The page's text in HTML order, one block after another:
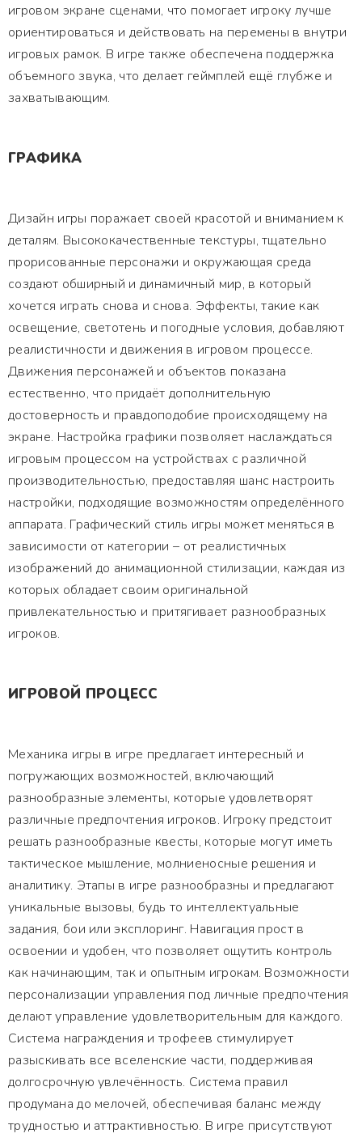
игровом экране сценами, что помогает игроку лучше
ориентироваться и действовать на перемены в внутри
игровых рамок. В игре также обеспечена поддержка
объемного звука, что делает геймплей ещё глубже и
захватывающим.
ГРАФИКА
Дизайн игры поражает своей красотой и вниманием к
деталям. Высококачественные текстуры, тщательно
прорисованные персонажи и окружающая среда
создают обширный и динамичный мир, в который
хочется играть снова и снова. Эффекты, такие как
освещение, светотень и погодные условия, добавляют
реалистичности и движения в игровом процессе.
Движения персонажей и объектов показана
естественно, что придаёт дополнительную
достоверность и правдоподобие происходящему на
экране. Настройка графики позволяет наслаждаться
игровым процессом на устройствах с различной
производительностью, предоставляя шанс настроить
настройки, подходящие возможностям определённого
аппарата. Графический стиль игры может меняться в
зависимости от категории – от реалистичных
изображений до анимационной стилизации, каждая из
которых обладает своим оригинальной
привлекательностью и притягивает разнообразных
игроков.
ИГРОВОЙ ПРОЦЕСС
Механика игры в игре предлагает интересный и
погружающих возможностей, включающий
разнообразные элементы, которые удовлетворят
различные предпочтения игроков. Игроку предстоит
решать разнообразные квесты, которые могут иметь
тактическое мышление, молниеносные решения и
аналитику. Этапы в игре разнообразны и предлагают
уникальные вызовы, будь то интеллектуальные
задания, бои или эксплоринг. Навигация прост в
освоении и удобен, что позволяет ощутить контроль
как начинающим, так и опытным игрокам. Возможности
персонализации управления под личные предпочтения
делают управление удовлетворительным для каждого.
Система награждения и трофеев стимулирует
разыскивать все вселенские части, поддерживая
долгосрочную увлечённость. Система правил
продумана до мелочей, обеспечивая баланс между
трудностью и аттрактивностью. В игре присутствуют